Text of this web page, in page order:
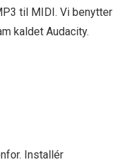
til MIDI. Vi benytter
kaldet Audacity.
Installér